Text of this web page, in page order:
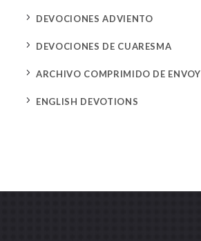
5 DEVOCIONES ADVIENTO
5 DEVOCIONES DE CUARESMA
5 ARCHIVO COMPRIMIDO DE ENVOY
5 ENGLISH DEVOTIONS